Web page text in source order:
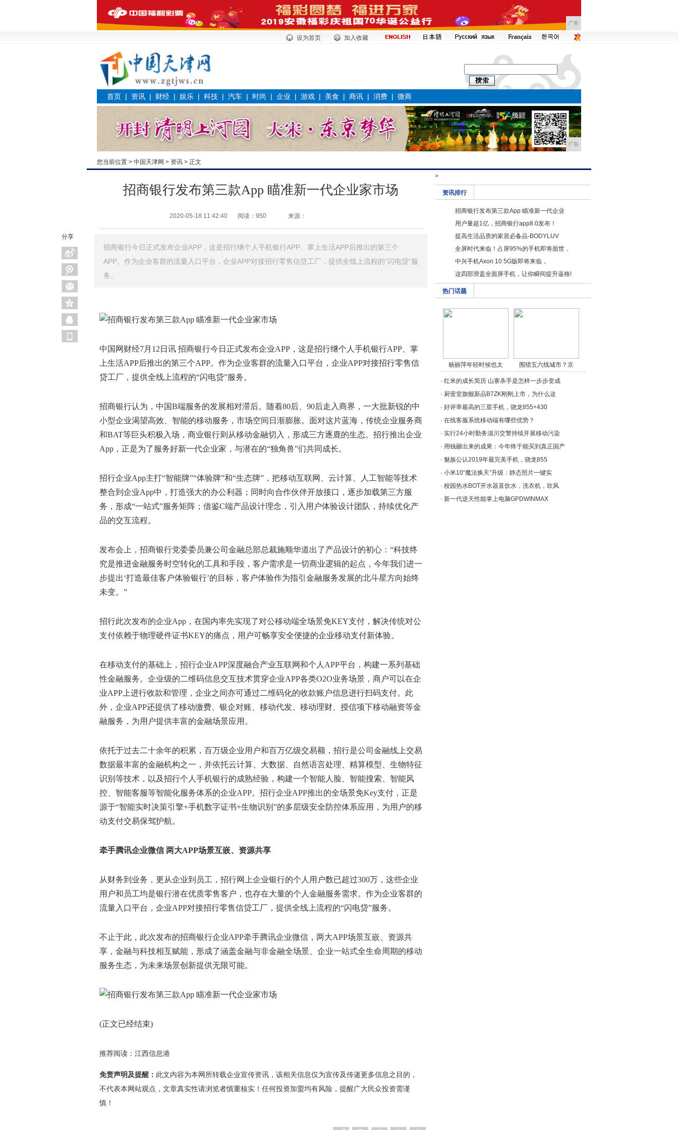
广告
设为首页 加入收藏
首页 | 资讯 | 财经 | 娱乐 | 科技 | 汽车 | 时尚 | 企业 | 游戏 | 美食 | 商讯 | 消费 | 微商
广告
您当前位置 > 中国天津网 > 资讯 > 正文
>
分享
招商银行发布第三款App 瞄准新一代企业家市场
2020-05-18 11:42:40 阅读：950 来源：
招商银行今日正式发布企业APP，这是招行继个人手机银行APP、掌上生活APP后推出的第三个
APP。作为企业客群的流量入口平台，企业APP对接招行零售信贷工厂，提供全线上流程的“闪电贷”服
务。
中国网财经7月12日讯 招商银行今日正式发布企业APP，这是招行继个人手机银行APP、掌
上生活APP后推出的第三个APP。作为企业客群的流量入口平台，企业APP对接招行零售信
贷工厂，提供全线上流程的“闪电贷”服务。
招商银行认为，中国B端服务的发展相对滞后。随着80后、90后走入商界，一大批新锐的中
小型企业渴望高效、智能的移动服务，市场空间日渐膨胀。面对这片蓝海，传统企业服务商
和BAT等巨头积极入场，商业银行则从移动金融切入，形成三方逐鹿的生态。招行推出企业
App，正是为了服务好新一代企业家，与潜在的“独角兽”们共同成长。
招行企业App主打“智能牌”“体验牌”和“生态牌”，把移动互联网、云计算、人工智能等技术
整合到企业App中，打造强大的办公利器；同时向合作伙伴开放接口，逐步加载第三方服
务，形成“一站式”服务矩阵；借鉴C端产品设计理念，引入用户体验设计团队，持续优化产
品的交互流程。
发布会上，招商银行党委委员兼公司金融总部总裁施顺华道出了产品设计的初心：“科技终
究是推进金融服务时空转化的工具和手段，客户需求是一切商业逻辑的起点，今年我们进一
步提出‘打造最佳客户体验银行’的目标，客户体验作为指引金融服务发展的北斗星方向始终
未变。”
招行此次发布的企业App，在国内率先实现了对公移动端全场景免KEY支付，解决传统对公
支付依赖于物理硬件证书KEY的痛点，用户可畅享安全便捷的企业移动支付新体验。
在移动支付的基础上，招行企业APP深度融合产业互联网和个人APP平台，构建一系列基础
性金融服务。企业级的二维码信息交互技术贯穿企业APP各类O2O业务场景，商户可以在企
业APP上进行收款和管理，企业之间亦可通过二维码化的收款账户信息进行扫码支付。此
外，企业APP还提供了移动缴费、银企对账、移动代发、移动理财、授信项下移动融资等金
融服务，为用户提供丰富的金融场景应用。
依托于过去二十余年的积累，百万级企业用户和百万亿级交易额，招行是公司金融线上交易
数据最丰富的金融机构之一，并依托云计算、大数据、自然语言处理、精算模型、生物特征
识别等技术，以及招行个人手机银行的成熟经验，构建一个智能人脸、智能搜索、智能风
控、智能客服等智能化服务体系的企业APP。招行企业APP推出的全场景免Key支付，正是
源于“智能实时决策引擎+手机数字证书+生物识别”的多层级安全防控体系应用，为用户的移
动支付交易保驾护航。
牵手腾讯企业微信 两大APP场景互嵌、资源共享
从财务到业务，更从企业到员工，招行网上企业银行的个人用户数已超过300万，这些企业
用户和员工均是银行潜在优质零售客户，也存在大量的个人金融服务需求。作为企业客群的
流量入口平台，企业APP对接招行零售信贷工厂，提供全线上流程的“闪电贷”服务。
不止于此，此次发布的招商银行企业APP牵手腾讯企业微信，两大APP场景互嵌、资源共
享，金融与科技相互赋能，形成了涵盖金融与非金融全场景、企业一站式全生命周期的移动
服务生态，为未来场景创新提供无限可能。
(正文已经结束)
推荐阅读： 江西信息港
免责声明及提醒： 此文内容为本网所转载企业宣传资讯，该相关信息仅为宣传及传递更多信息之目的，
不代表本网站观点，文章真实性请浏览者慎重核实！任何投资加盟均有风险，提醒广大民众投资需谨
慎！
资讯排行
招商银行发布第三款App 瞄准新一代企业
用户量超1亿，招商银行app8.0发布！
提高生活品质的家居必备品-BODYLUV
全屏时代来临！占屏95%的手机即将面世，
中兴手机Axon 10 5G版即将来临，
这四部滑盖全面屏手机，让你瞬间提升逼格!
热门话题
杨丽萍年轻时候也太
美/a>
围猎五六线城市？京
东/a>
· 红米的成长简历 山寨杀手是怎样一步步变成
· 厨壹堂旗舰新品B7ZK刚刚上市，为什么这
· 好评率最高的三星手机，骁龙855+430
· 在线客服系统移动端有哪些优势？
· 实行24小时勤务淄川交警持续开展移动污染
· 用钱砸出来的成果：今年终于能买到真正国产
· 魅族公认2019年最完美手机，骁龙855
· 小米10“魔法换天”升级：静态照片一键实
· 校园热水BOT开水器直饮水，洗衣机，吹风
· 新一代逆天性能掌上电脑GPDWINMAX